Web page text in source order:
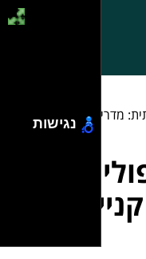
מדריך קנייהנגישות